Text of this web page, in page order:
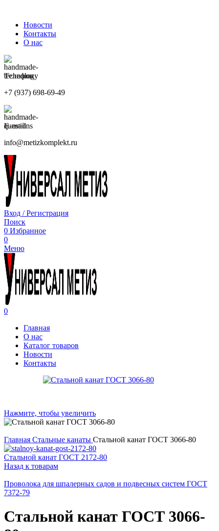
Новости
Контакты
О нас
Телефон
+7 (937) 698-69-49
E-mail
info@metizkomplekt.ru
Вход / Регистрация
Поиск
0 Избранное
0
Меню
0
Главная
О нас
Каталог товаров
Новости
Контакты
Нажмите, чтобы увеличить
Главная Стальные канаты Стальной канат ГОСТ 3066-80
Стальной канат ГОСТ 2172-80
Назад к товарам
Проволока для шпалерных садов и подвесных систем ГОСТ
7372-79
Стальной канат ГОСТ 3066-